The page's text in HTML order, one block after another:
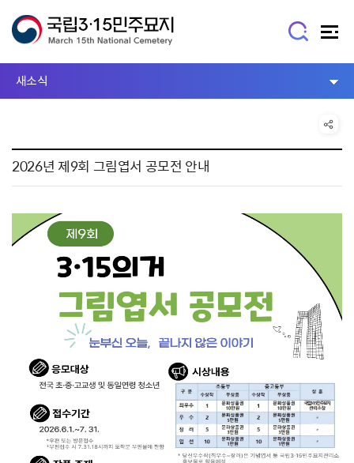
새소식
2026년 제9회 그림엽서 공모전 안내